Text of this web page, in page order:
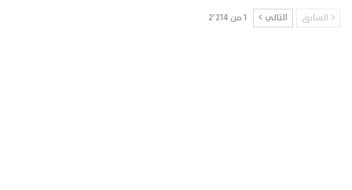
السابق التالي 1 من 2٬214